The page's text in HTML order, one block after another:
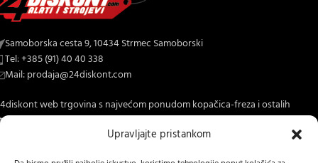
Upravljajte pristankom
Samoborska cesta 9, 10434 Strmec Samoborski
Tel: +385 (91) 40 40 338
Mail: prodaja@24diskont.com
web trgovina s najvećom ponudom kopačica-freza i ostalih
za dom i vrt.